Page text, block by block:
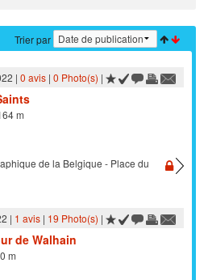
Trier par
| 0 avis| 0 Photo(s) |
m
de la Belgique - Place du
| 1 avis| 19 Photo(s) |
de Walhain
m